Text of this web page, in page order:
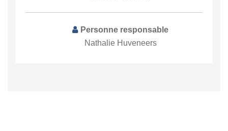
Personne responsable
Nathalie Huveneers